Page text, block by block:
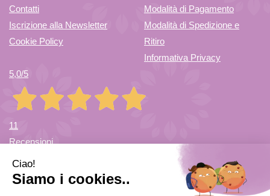
Contatti
Iscrizione alla Newsletter
Cookie Policy
Modalità di Pagamento
Modalità di Spedizione e
Ritiro
Informativa Privacy
5,0/5
11
Recensioni